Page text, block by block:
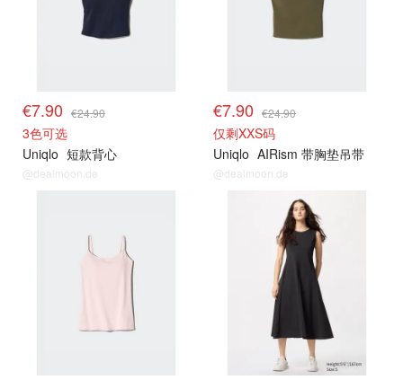
€7.90 €24.90
3色可选
Uniqlo 短款背心
@dealmoon.de
€7.90 €24.90
仅剩XXS码
Uniqlo AIRism 带胸垫吊带
@dealmoon.de